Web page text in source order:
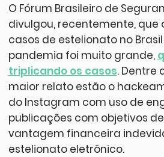
O Fórum Brasileiro de
divulgou, recentemente, que
casos de estelionato no
pandemia foi muito grande,
triplicando os casos. Dentre
maior relato estão o
do Instagram com uso de
publicações com objetivos
vantagem financeira
estelionato eletrônico.